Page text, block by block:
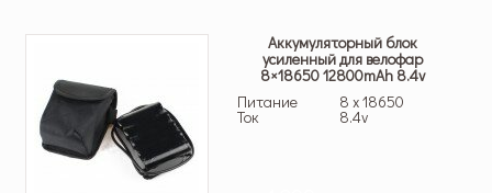
Аккумуляторный блок
усиленный для велофар
8×18650 12800mAh 8.4v
Питание
8 х 18650
Ток 8.4v